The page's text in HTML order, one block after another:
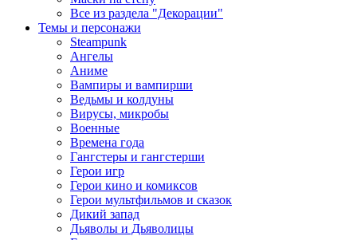
Все из раздела "Декорации"
Темы и персонажи
Steampunk
Ангелы
Аниме
Вампиры и вампирши
Ведьмы и колдуны
Вирусы, микробы
Военные
Времена года
Гангстеры и гангстерши
Герои игр
Герои кино и комиксов
Герои мультфильмов и сказок
Дикий запад
Дьяволы и Дьяволицы